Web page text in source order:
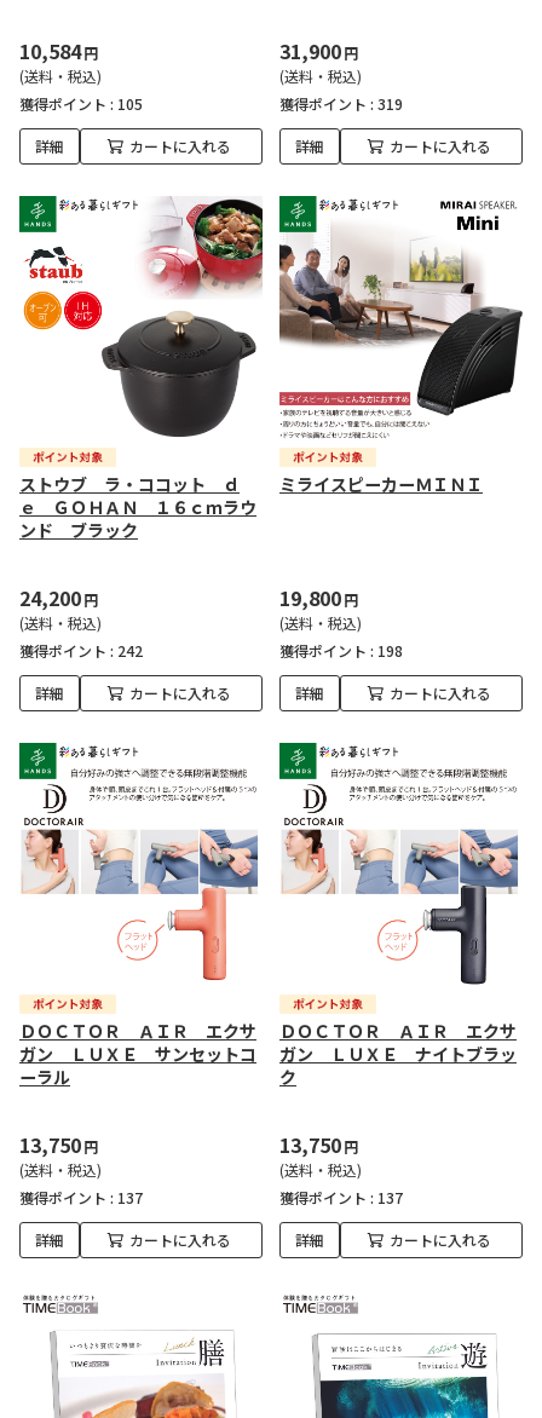
10,584円
(送料・税込)
獲得ポイント : 105
詳細 カートに入れる
31,900円
(送料・税込)
獲得ポイント : 319
詳細 カートに入れる
ストウブ ラ・ココット ｄ
ｅ ＧＯＨＡＮ １６ｃｍラウ
ンド ブラック
24,200円
(送料・税込)
獲得ポイント : 242
詳細 カートに入れる
ミライスピーカーＭＩＮＩ
19,800円
(送料・税込)
獲得ポイント : 198
詳細 カートに入れる
ＤＯＣＴＯＲ ＡＩＲ エクサ
ガン ＬＵＸＥ サンセットコ
ーラル
13,750円
(送料・税込)
獲得ポイント : 137
詳細 カートに入れる
ＤＯＣＴＯＲ ＡＩＲ エクサ
ガン ＬＵＸＥ ナイトブラッ
ク
13,750円
(送料・税込)
獲得ポイント : 137
詳細 カートに入れる